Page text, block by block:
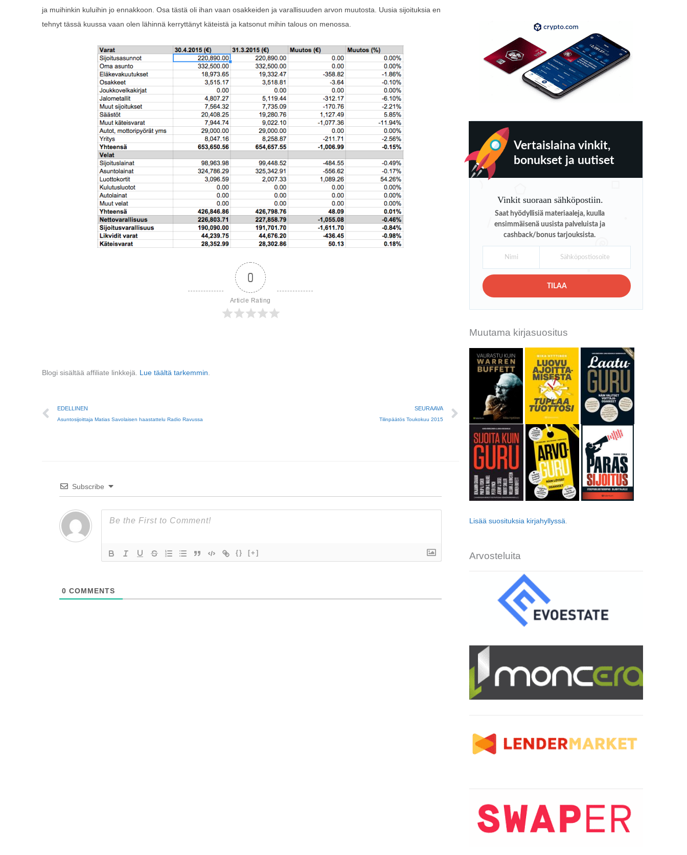
ja muihinkin kuluihin jo ennakkoon. Osa tästä oli ihan vaan osakkeiden ja varallisuuden arvon muutosta. Uusia sijoituksia en
tehnyt tässä kuussa vaan olen lähinnä kerryttänyt käteistä ja katsonut mihin talous on menossa.
0
Article Rating
Blogi sisältää affiliate linkkejä. Lue täältä tarkemmin.
Prev
EDELLINEN
Asuntosijoittaja Matias Savolaisen haastattelu Radio Ravussa
SEURAAVA
Tilinpäätös Toukokuu 2015
Next
Subscribe
{} [+]
0 COMMENTS
Vertaislaina vinkit,
bonukset ja uutiset
Vinkit suoraan sähköpostiin.
Saat hyödyllisiä materiaaleja, kuulla
ensimmäisenä uusista palveluista ja
cashback/bonus tarjouksista.
TILAA
Muutama kirjasuositus
Lisää suosituksia kirjahyllyssä
Arvosteluita